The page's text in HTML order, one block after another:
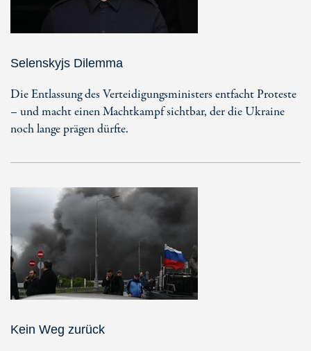
Selenskyjs Dilemma
Die Entlassung des Verteidigungsministers entfacht Proteste
– und macht einen Machtkampf sichtbar, der die Ukraine
noch lange prägen dürfte.
Kein Weg zurück